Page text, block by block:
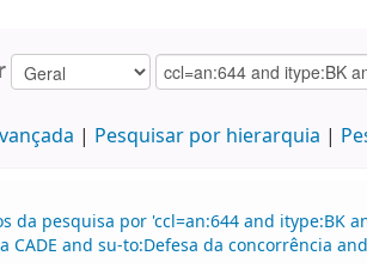
Pesquisar por hierarquia
da pesquisa por 'ccl=an:644 and itype:BK
CADE and su-to:Defesa da concorrência